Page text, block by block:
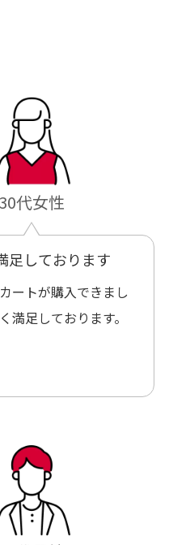
30代女性
足しております
ートが購入できまし
満足しております。